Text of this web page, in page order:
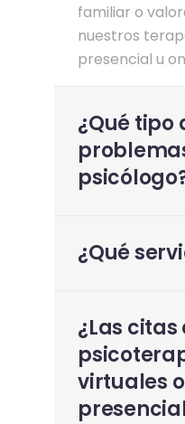
familiar o
nuestros
presencial u
¿Qué tipo
¿Qué
¿Las citas
virtuales o